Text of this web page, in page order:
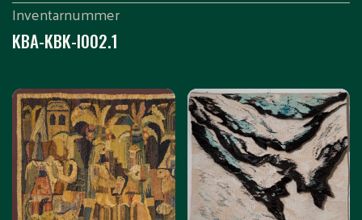
Inventarnummer
KBA-KBK-I002.1